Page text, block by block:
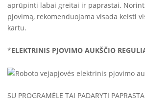
aprūpinti labai greitai ir paprastai.
pjovimą, rekomenduojama visada keisti
kartu.
*ELEKTRINIS PJOVIMO AUKŠČIO
SU PROGRAMĖLE TAI PADARYTI